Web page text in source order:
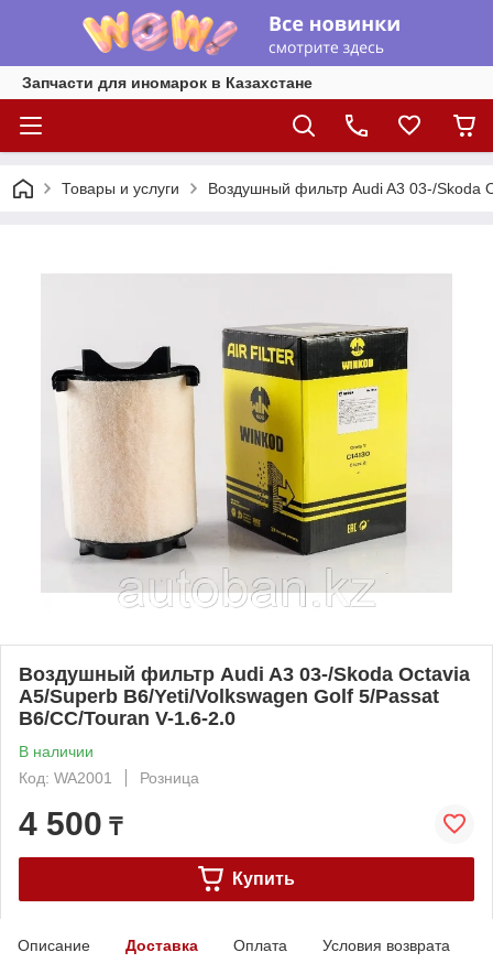
Запчасти для иномарок в Казахстане
Товары и услуги Воздушный фильтр Audi A3 03-/Skoda
Воздушный фильтр Audi A3 03-/Skoda Octavia
A5/Superb B6/Yeti/Volkswagen Golf 5/Passat
B6/CC/Touran V-1.6-2.0
В наличии
Код: WA2001
Розница
4 500 ₸
Купить
Описание Доставка Оплата Условия возврата